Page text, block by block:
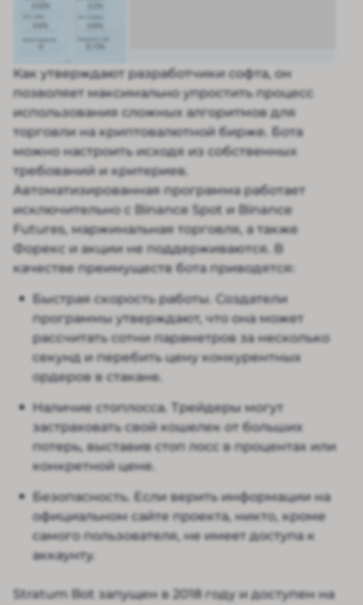
Как утверждают разработчики софта, он
позволяет максимально упростить процесс
использования сложных алгоритмов для
торговли на криптовалютной бирже. Бота
можно настроить исходя из собственных
требований и критериев.
Автоматизированная программа работает
исключительно с Binance Spot и Binance
Futures, маржинальная торговля, а также
Форекс и акции не поддерживаются. В
качестве преимуществ бота приводятся:
Быстрая скорость работы. Создатели
программы утверждают, что она может
рассчитать сотни параметров за несколько
секунд и перебить цену конкурентных
ордеров в стакане.
Наличие стоплосса. Трейдеры могут
застраховать свой кошелек от больших
потерь, выставив стоп лосс в процентах или
конкретной цене.
Безопасность. Если верить информации на
официальном сайте проекта, никто, кроме
самого пользователя, не имеет доступа к
аккаунту.
Stratum Bot запущен в 2018 году и доступен на